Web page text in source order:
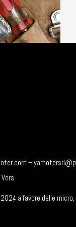
–
a favore delle micro,